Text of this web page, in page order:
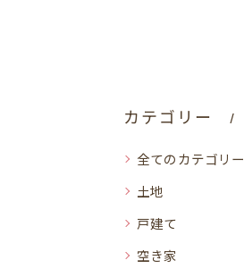
カテゴリー
全てのカテゴリー
土地
戸建て
空き家